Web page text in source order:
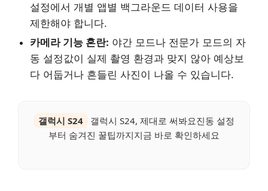
설정에서 개별 앱별 백그라운드 데이터 사용을
제한해야 합니다.
카메라 기능 혼란: 야간 모드나 전문가 모드의 자
동 설정값이 실제 촬영 환경과 맞지 않아 예상보
다 어둡거나 흔들린 사진이 나올 수 있습니다.
갤럭시 S24
갤럭시 S24, 제대로 써봐요진동 설정
부터 숨겨진 꿀팁까지지금 바로 확인하세요